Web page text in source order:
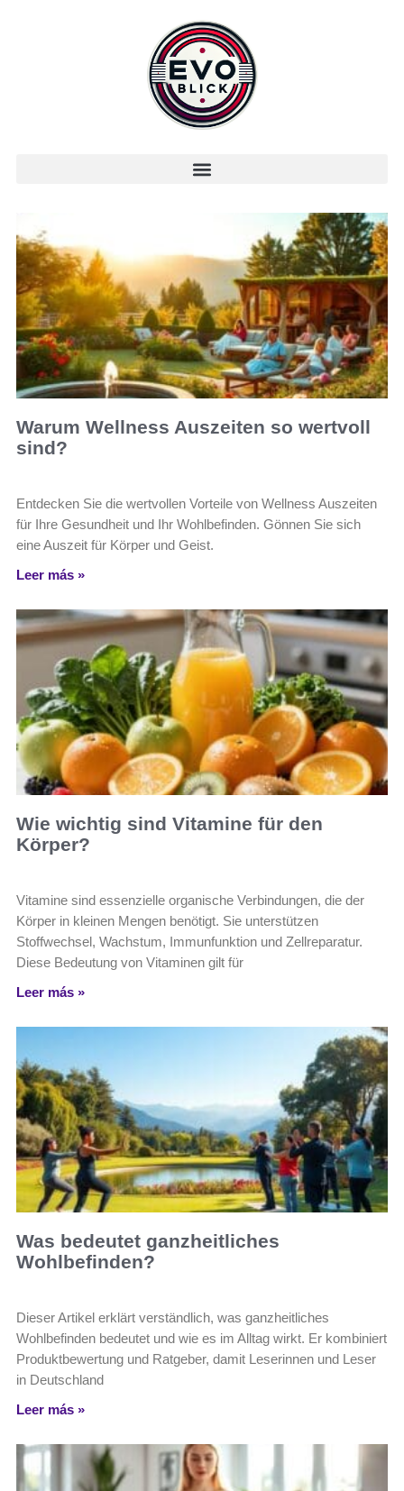
Warum Wellness Auszeiten so wertvoll
sind?
Entdecken Sie die wertvollen Vorteile von Wellness Auszeiten
für Ihre Gesundheit und Ihr Wohlbefinden. Gönnen Sie sich
eine Auszeit für Körper und Geist.
Leer más »
Wie wichtig sind Vitamine für den
Körper?
Vitamine sind essenzielle organische Verbindungen, die der
Körper in kleinen Mengen benötigt. Sie unterstützen
Stoffwechsel, Wachstum, Immunfunktion und Zellreparatur.
Diese Bedeutung von Vitaminen gilt für
Leer más »
Was bedeutet ganzheitliches
Wohlbefinden?
Dieser Artikel erklärt verständlich, was ganzheitliches
Wohlbefinden bedeutet und wie es im Alltag wirkt. Er kombiniert
Produktbewertung und Ratgeber, damit Leserinnen und Leser
in Deutschland
Leer más »